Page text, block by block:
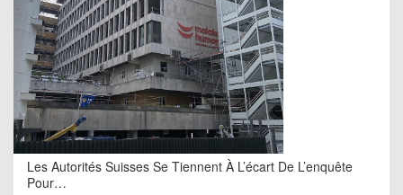
Les Autorités Suisses Se Tiennent À L’écart De L’enquête
Pour…